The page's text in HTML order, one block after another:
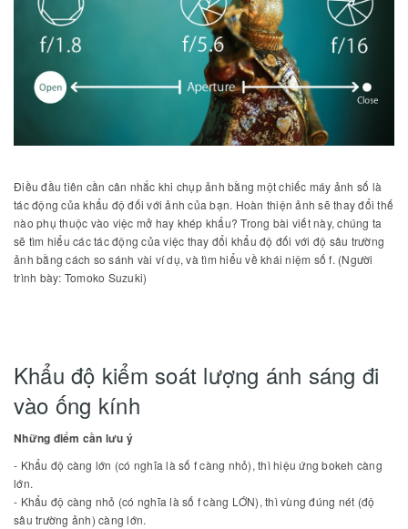
Điều đầu tiên cần cân nhắc khi chụp ảnh bằng một chiếc máy ảnh số là
tác động của khẩu độ đối với ảnh của bạn. Hoàn thiện ảnh sẽ thay đổi thế
nào phụ thuộc vào việc mở hay khép khẩu? Trong bài viết này, chúng ta
sẽ tìm hiểu các tác động của việc thay đổi khẩu độ đối với độ sâu trường
ảnh bằng cách so sánh vài ví dụ, và tìm hiểu về khái niệm số f. (Người
trình bày: Tomoko Suzuki)
Khẩu độ kiểm soát lượng ánh sáng đi
vào ống kính
Những điểm cần lưu ý
- Khẩu độ càng lớn (có nghĩa là số f càng nhỏ), thì hiệu ứng bokeh càng
lớn.
- Khẩu độ càng nhỏ (có nghĩa là số f càng LỚN), thì vùng đúng nét (độ
sâu trường ảnh) càng lớn.